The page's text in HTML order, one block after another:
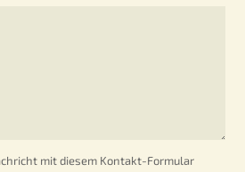
mit diesem Kontakt-Formular